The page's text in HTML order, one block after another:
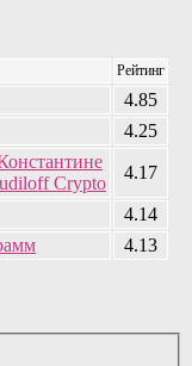
Рейтинг
4.85
4.25
Crypto
4.17
4.14
4.13